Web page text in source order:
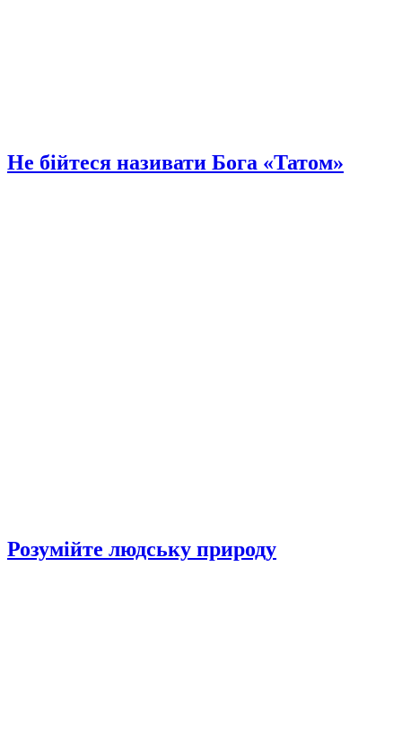
Не бійтеся називати Бога «Татом»
Розумійте людську природу